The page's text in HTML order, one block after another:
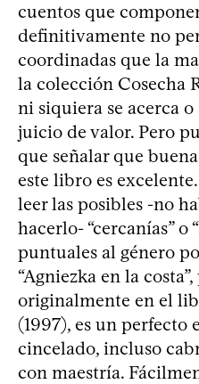
cuentos que
definitivamente no
coordinadas que la
la colección Cosecha
ni siquiera se acerca
juicio de valor. Pero
que señalar que
este libro es
leer las posibles -no
hacerlo- “cercanías” o
puntuales al género
“Agniezka en la
originalmente en el
(1997), es un
cincelado, incluso
con maestría.